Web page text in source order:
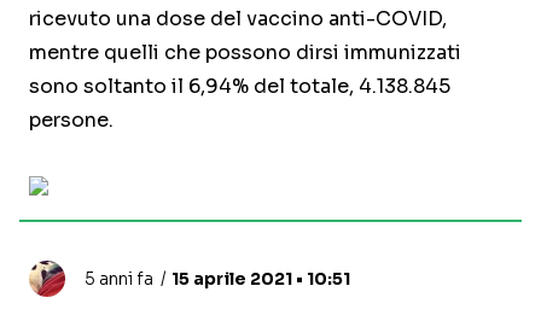
ricevuto una dose del vaccino anti-COVID,
mentre quelli che possono dirsi immunizzati
sono soltanto il 6,94% del totale, 4.138.845
persone.
5 anni fa 15 aprile 2021 • 10:51